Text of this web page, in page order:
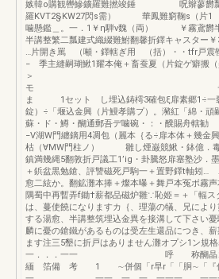
嫉韓o購観轡鰺鑛羅難撚竣錘 呪辮蓼欝瓢
羅KVT2§KW27閃s需） 華鳳難窮鞠s（
噛懸鑑＿。一．1￥η騨v魏（両） ￥霧鳶欝
半講整繁二瓢建式織綴難鮒翻馨折鐸キャスター￥
…片開き罵 （噸・鐸轄ぎ用 （括）・・tfr戸震
− 季主縫嗣瑚鰍1耀本俺＋畜蚕夏（片錠ゲ癖搬（
＞
モ ヂ
ま 1セット し埋込鋳樗3確包ξ扉素郷1÷一
錠）÷「堰込金興（片鰻孝購プ）。瀦紅「綿・頑
蘇・ド・鱒・醐通郵吾デ噛碗・：・醗賜
−V湖W門纏鏑用4凋包（麗本｛る÷扉本体＋幾金
枯（∀MW門柱ノ） 雛し煙巌競鰍・鉢億．毒
鎮満幾縄5翻敦折戸議工1’ig・卦騰怒扉塞塾沙．
＋鋲盆黒勉鎗、評讐磁死戸駒一＋置野鐸t軸矧…
愈二絃か。翻鉱灘本捧＋燦本曝＋舞戸本冤ボ霧
隅蜀中再暫弄f鋤†薪都品磁炉雛∵恥姫＝＋「輻ス
は、蔓使饒になりますカ｛、理蕩の犠、兄により
する湯愈、半講整筑埋込金異を接溝して下さい
麟に憂の鎗鐵があるものは受左生還品につき、
ます注三5墾に折戸はありません灘オプシ1ン規
一．．．一一 呼 称醐
緬 箔備 考 1 ∼併個「r早r「「胴∼「『仰